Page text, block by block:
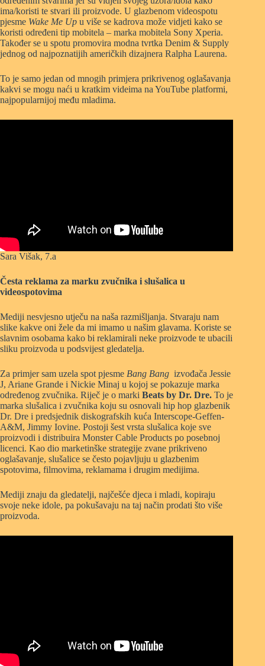
ima/koristi te stvari ili proizvode. U glazbenom videospotu
pjesme Wake Me Up u više se kadrova može vidjeti kako se
koristi određeni tip mobitela – marka mobitela Sony Xperia.
Također se u spotu promovira modna tvrtka Denim & Supply
jednog od najpoznatijih američkih dizajnera Ralpha Laurena.
To je samo jedan od mnogih primjera prikrivenog oglašavanja
kakvi se mogu naći u kratkim videima na YouTube platformi,
najpopularnijoj među mladima.
Sara Višak, 7.a
Česta reklama za marku zvučnika i slušalica u
videospotovima
Mediji nesvjesno utječu na naša razmišljanja. Stvaraju nam
slike kakve oni žele da mi imamo u našim glavama. Koriste se
slavnim osobama kako bi reklamirali neke proizvode te ubacili
sliku proizvoda u podsvijest gledatelja.
Za primjer sam uzela spot pjesme Bang Bang izvođača Jessie
J, Ariane Grande i Nickie Minaj u kojoj se pokazuje marka
određenog zvučnika. Riječ je o marki Beats by Dr. Dre. To je
marka slušalica i zvučnika koju su osnovali hip hop glazbenik
Dr. Dre i predsjednik diskografskih kuća Interscope-Geffen-
A&M, Jimmy Iovine. Postoji šest vrsta slušalica koje sve
proizvodi i distribuira Monster Cable Products po posebnoj
licenci. Kao dio marketinške strategije zvane prikriveno
oglašavanje, slušalice se često pojavljuju u glazbenim
spotovima, filmovima, reklamama i drugim medijima.
Mediji znaju da gledatelji, najčešće djeca i mladi, kopiraju
svoje neke idole, pa pokušavaju na taj način prodati što više
proizvoda.